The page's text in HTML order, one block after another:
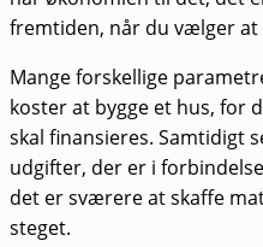
fremtiden, når du vælger at
Mange forskellige
koster at bygge et hus, for
skal finansieres. Samtidigt
udgifter, der er i
det er sværere at skaffe
steget.